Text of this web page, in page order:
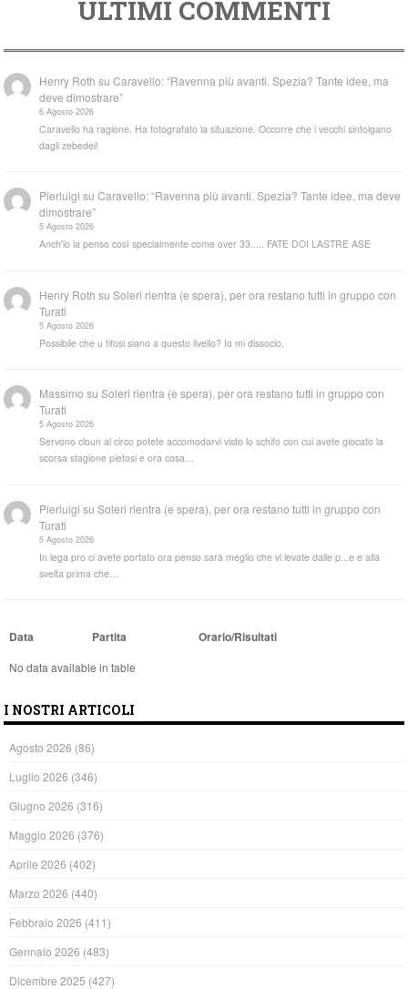
ULTIMI COMMENTI
Henry Roth suCaravello: “Ravenna più avanti. Spezia? Tante idee, ma
deve dimostrare”
6 Agosto 2026
Caravello ha ragione. Ha fotografato la situazione. Occorre che i vecchi sintolgano
dagli zebedei!
Pierluigi suCaravello: “Ravenna più avanti. Spezia? Tante idee, ma deve
dimostrare”
5 Agosto 2026
Anch'io la penso così specialmente come over 33..... FATE DOI LASTRE ASE
Henry Roth suSoleri rientra (e spera), per ora restano tutti in gruppo con
Turati
5 Agosto 2026
Possibile che u tifosi siano a questo livello? Io mi dissocio.
Massimo suSoleri rientra (e spera), per ora restano tutti in gruppo con
Turati
5 Agosto 2026
Servono cloun al circo potete accomodarvi visto lo schifo con cui avete giocato la
scorsa stagione pietosi e ora cosa…
Pierluigi suSoleri rientra (e spera), per ora restano tutti in gruppo con
Turati
5 Agosto 2026
In lega pro ci avete portato ora penso sarà meglio che vi levate dalle p...e e alla
svelta prima che…
Data Partita Orario/Risultati
No data available in table
I NOSTRI ARTICOLI
Agosto 2026 (86)
Luglio 2026 (346)
Giugno 2026 (316)
Maggio 2026 (376)
Aprile 2026 (402)
Marzo 2026 (440)
Febbraio 2026 (411)
Gennaio 2026 (483)
Dicembre 2025 (427)